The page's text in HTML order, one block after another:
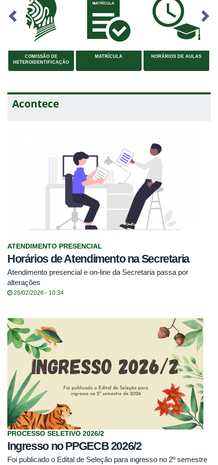
COMISSÃO DE
HETEROIDENTIFICAÇÃO
MATRÍCULA HORÁRIOS DE AULAS
Acontece
ATENDIMENTO PRESENCIAL
Horários de Atendimento na Secretaria
Atendimento presencial e on-line da Secretaria passa por
alterações
26/02/2026 - 10:34
PROCESSO SELETIVO 2026/2
Ingresso no PPGECB 2026/2
Foi publicado o Edital de Seleção para ingresso no 2º semestre